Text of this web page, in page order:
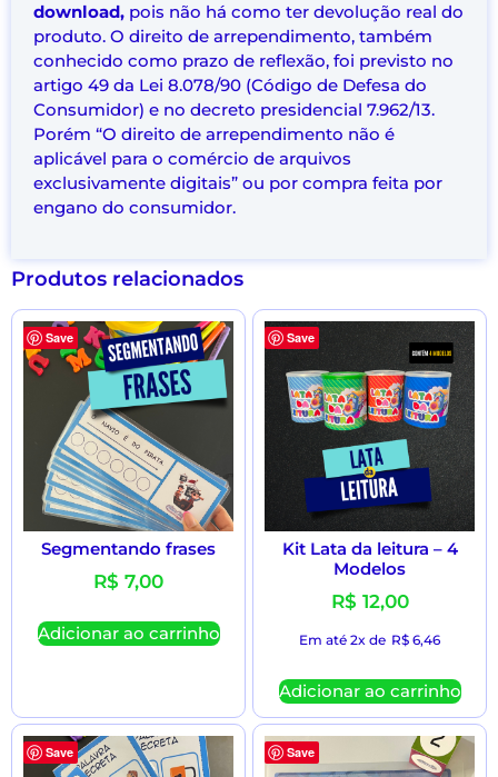
download, pois não há como ter devolução real do
produto. O direito de arrependimento, também
conhecido como prazo de reflexão, foi previsto no
artigo 49 da Lei 8.078/90 (Código de Defesa do
Consumidor) e no decreto presidencial 7.962/13.
Porém “O direito de arrependimento não é
aplicável para o comércio de arquivos
exclusivamente digitais” ou por compra feita por
engano do consumidor.
Produtos relacionados
Save
Segmentando frases
R$ 7,00
Adicionar ao carrinho
Save
Kit Lata da leitura – 4
Modelos
R$ 12,00
Em até 2x de R$ 6,46
Adicionar ao carrinho
Save Save